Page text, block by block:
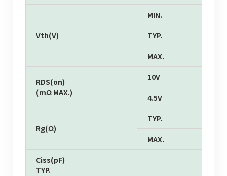
Vth(V)
MIN.
TYP.
MAX.
RDS(on)
(mΩ MAX.)
10V
4.5V
Rg(Ω)
TYP.
MAX.
Ciss(pF)
TYP.